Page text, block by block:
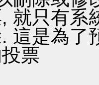
就只有系
這是為了
票